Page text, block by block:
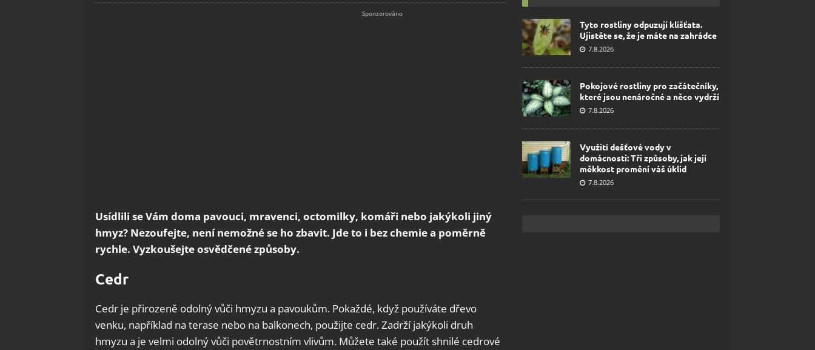
Usídlili se Vám doma pavouci, mravenci, octomilky, komáři nebo jakýkoli jiný
hmyz? Nezoufejte, není nemožné se ho zbavit. Jde to i bez chemie a poměrně
rychle. Vyzkoušejte osvědčené způsoby.
Cedr
Cedr je přirozeně odolný vůči hmyzu a pavoukům. Pokaždé, když používáte dřevo
venku, například na terase nebo na balkonech, použijte cedr. Zadrží jakýkoli druh
hmyzu a je velmi odolný vůči povětrnostním vlivům. Můžete také použít shnilé cedrové
Tyto rostliny odpuzují klíšťata.
Ujistěte se, že je máte na zahrádce
7.8.2026
Pokojové rostliny pro začátečníky,
které jsou nenáročné a něco vydrží
7.8.2026
Využití dešťové vody v
domácnosti: Tři způsoby, jak její
měkkost promění váš úklid
7.8.2026